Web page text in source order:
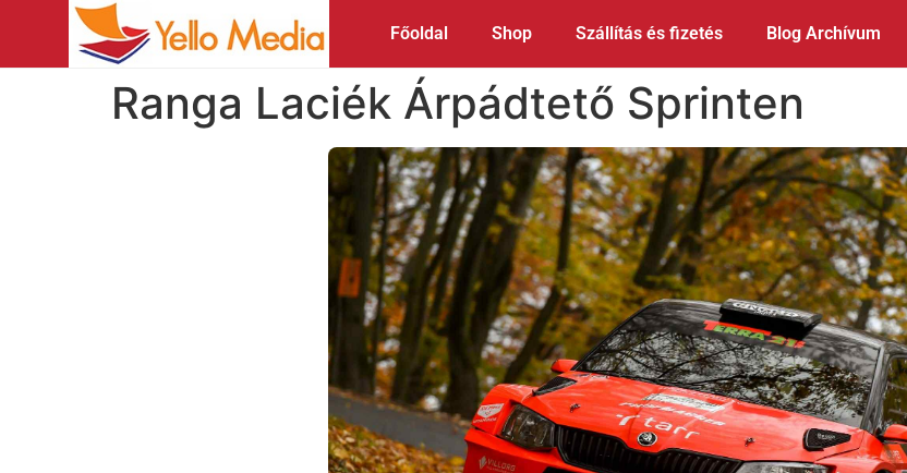
Főoldal Shop Szállítás és fizetés Blog Archívum
Ranga Laciék Árpádtető Sprinten